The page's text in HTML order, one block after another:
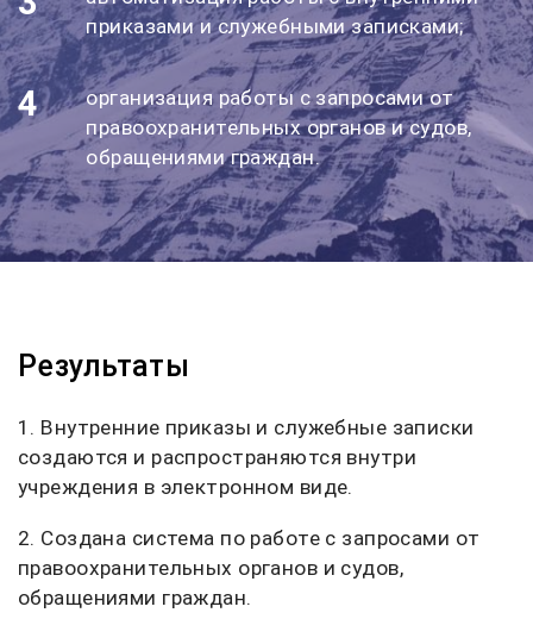
приказами и служебными записками;
4
организация работы с запросами от
правоохранительных органов и судов,
обращениями граждан.
Результаты
1. Внутренние приказы и служебные записки
создаются и распространяются внутри
учреждения в электронном виде.
2. Создана система по работе с запросами от
правоохранительных органов и судов,
обращениями граждан.